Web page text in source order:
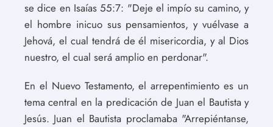
se dice en Isaías 55:7: "Deje el impío su camino, y
el hombre inicuo sus pensamientos, y vuélvase a
Jehová, el cual tendrá de él misericordia, y al Dios
nuestro, el cual será amplio en perdonar".
En el Nuevo Testamento, el arrepentimiento es un
tema central en la predicación de Juan el Bautista y
Jesús. Juan el Bautista proclamaba "Arrepiéntanse,